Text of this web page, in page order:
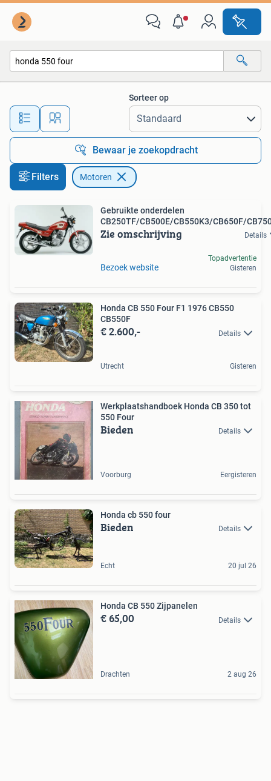
Alle afstanden…
Sorteer op
Bewaar je zoekopdracht
Filters Motoren
Gebruikte onderdelen
CB250TF/CB500E/CB550K3/CB650F/
Zie omschrijving Details
Bezoek website
Topadvertentie
Gisteren
Honda CB 550 Four F1 1976 CB550
CB550F
€ 2.600,- Details
Utrecht Gisteren
Werkplaatshandboek Honda CB 350 tot
550 Four
Bieden Details
Voorburg Eergisteren
Honda cb 550 four
Bieden Details
Echt 20 jul 26
Honda CB 550 Zijpanelen
€ 65,00 Details
Drachten 2 aug 26